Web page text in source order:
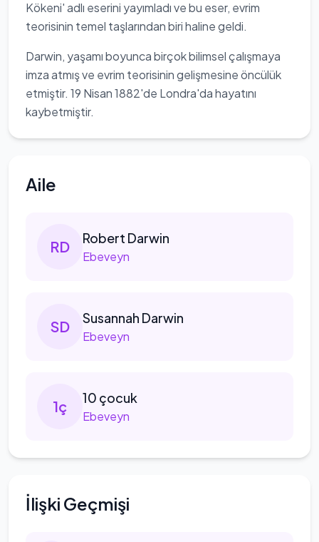
Kökeni' adlı eserini yayımladı ve bu eser, evrim
teorisinin temel taşlarından biri haline geldi.
Darwin, yaşamı boyunca birçok bilimsel çalışmaya
imza atmış ve evrim teorisinin gelişmesine öncülük
etmiştir. 19 Nisan 1882'de Londra'da hayatını
kaybetmiştir.
Aile
RD Robert Darwin
Ebeveyn
SD Susannah Darwin
Ebeveyn
1ç 10 çocuk
Ebeveyn
İlişki Geçmişi